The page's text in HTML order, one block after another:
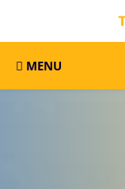
MENU